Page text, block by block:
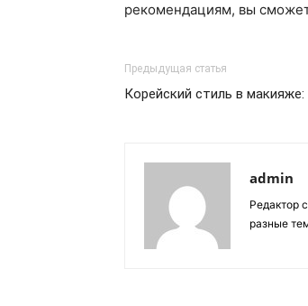
рекомендациям, вы
Предыдущая статья
Корейский стиль в
admin
Редактор
разные